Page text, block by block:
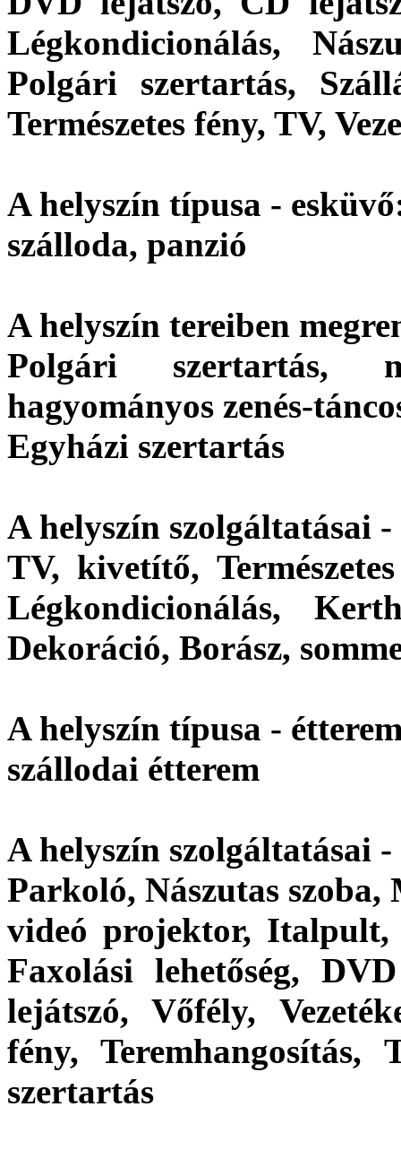
Légkondicionálás,
Polgári szertartás,
Természetes fény, TV,
A helyszín típusa -
szálloda, panzió
A helyszín tereiben
Polgári szertartás,
hagyományos zenés-
Egyházi szertartás
A helyszín szolgáltatásai
TV, kivetítő,
Légkondicionálás,
Dekoráció, Borász,
A helyszín típusa -
szállodai étterem
A helyszín szolgáltatásai
Parkoló, Nászutas
videó projektor, Italpult,
Faxolási lehetőség,
lejátszó, Vőfély,
fény, Teremhangosítás,
szertartás